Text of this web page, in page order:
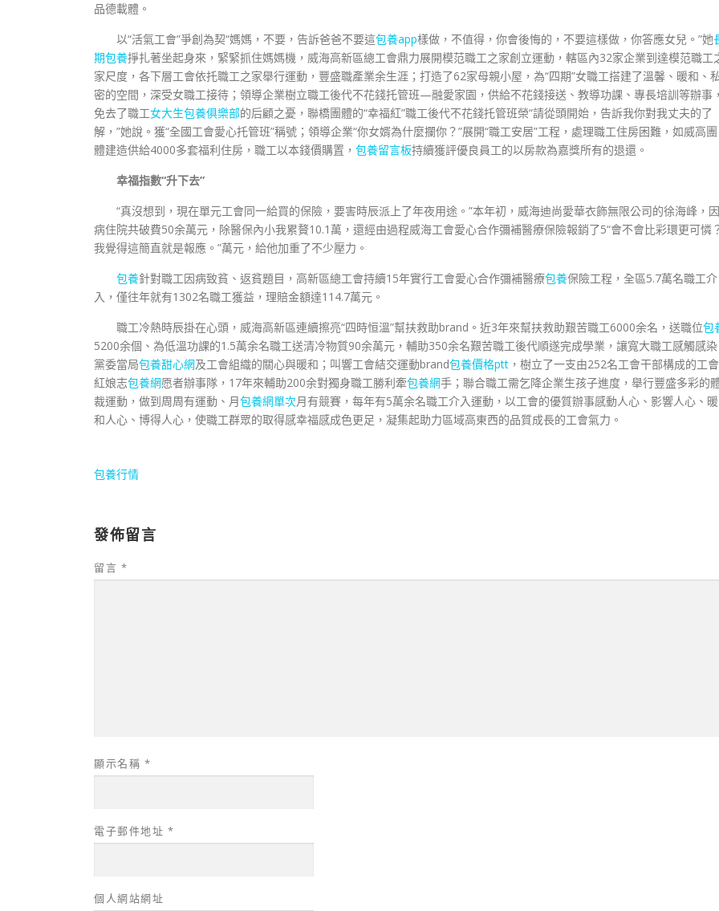
品德載體。
以“活氣工會”爭創為契“媽媽，不要，告訴爸爸不要這包養app樣做，不值得，你會後悔的，不要這樣做，你答應女兒。”她
期包養掙扎著坐起身來，緊緊抓住媽媽機，威海高新區總工會鼎力展開模范職工之家創立運動，轄區內32家企業到達模范職工
家尺度，各下層工會依托職工之家舉行運動，豐盛職產業余生涯；打造了62家母親小屋，為“四期”女職工搭建了溫馨、暖和、
密的空間，深受女職工接待；領導企業樹立職工後代不花錢托管班—融愛家園，供給不花錢接送、教導功課、專長培訓等辦事，
免去了職工女大生包養俱樂部的后顧之憂，聯橋團體的“幸福紅”職工後代不花錢托管班榮“請從頭開始，告訴我你對我丈夫的了
解，”她說。獲“全國工會愛心托管班”稱號；領導企業“你女婿為什麼攔你？”展開“職工安居”工程，處理職工住房困難，如威高團
體建造供給4000多套福利住房，職工以本錢價購置， 包養留言板持續獲評優良員工的以房款為嘉獎所有的退還。
幸福指數“升下去”
“真沒想到，現在單元工會同一給買的保險，要害時辰派上了年夜用途。”本年初，威海迪尚愛華衣飾無限公司的徐海峰，因
病住院共破費50余萬元，除醫保內小我累贅10.1萬，還經由過程威海工會愛心合作彌補醫療保險報銷了5“會不會比彩環更可憐
我覺得這簡直就是報應。”萬元，給他加重了不少壓力。
包養針對職工因病致貧、返貧題目，高新區總工會持續15年實行工會愛心合作彌補醫療包養保險工程，全區5.7萬名職工介
入，僅往年就有1302名職工獲益，理賠金額達114.7萬元。
職工冷熱時辰掛在心頭，威海高新區連續擦亮“四時恒溫”幫扶救助brand。近3年來幫扶救助艱苦職工6000余名，送職位包
5200余個、為低溫功課的1.5萬余名職工送清冷物質90余萬元，輔助350余名艱苦職工後代順遂完成學業，讓寬大職工感觸感染
黨委當局包養甜心網及工會組織的關心與暖和；叫響工會結交運動brand包養價格ptt ，樹立了一支由252名工會干部構成的工會
紅娘志包養網愿者辦事隊，17年來輔助200余對獨身職工勝利牽包養網手；聯合職工需乞降企業生孩子進度，舉行豐盛多彩的
裁運動，做到周周有運動、月包養網單次月有競賽，每年有5萬余名職工介入運動，以工會的優質辦事感動人心、影響人心、暖
和人心、博得人心，使職工群眾的取得感幸福感成色更足，凝集起助力區域高東西的品質成長的工會氣力。
包養行情
發佈留言
留言 *
顯示名稱 *
電子郵件地址 *
個人網站網址